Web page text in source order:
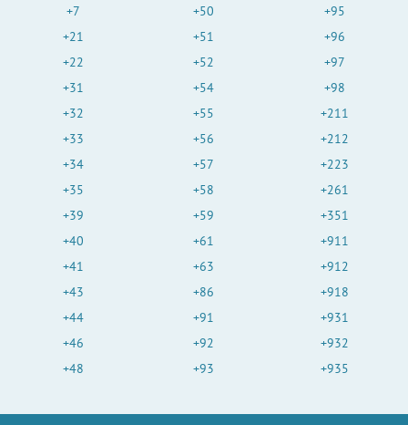
+7
+21
+22
+31
+32
+33
+34
+35
+39
+40
+41
+43
+44
+46
+48
+50
+51
+52
+54
+55
+56
+57
+58
+59
+61
+63
+86
+91
+92
+93
+95
+96
+97
+98
+211
+212
+223
+261
+351
+911
+912
+918
+931
+932
+935